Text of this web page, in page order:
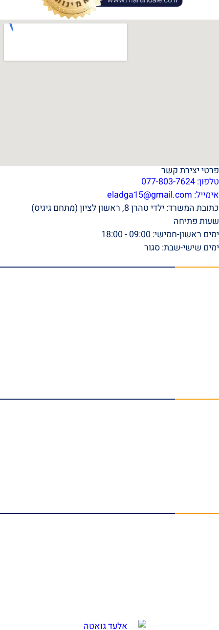
פרטי יצירת קשר
טלפון: 077-803-7624
אימייל: eladga15@gmail.com
כתובת המשרד: ילדי טהרן 8, ראשון לציון (מתחם גיגיס)
שעות פתיחה
ימים ראשון-חמישי: 09:00 - 18:00
ימים שישי-שבת: סגור